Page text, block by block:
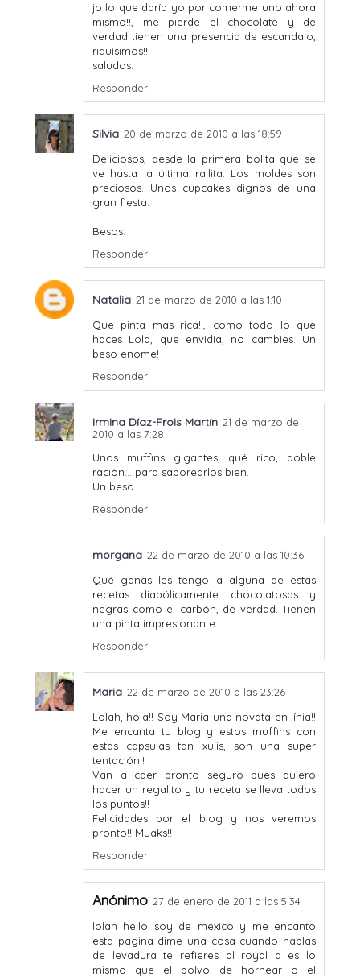
jo lo que daría yo por comerme uno ahora
mismo!!, me pierde el chocolate y de
verdad tienen una presencia de escandalo,
riquísimos!!
saludos.
Responder
Silvia 20 de marzo de 2010 a las 18:59
Deliciosos, desde la primera bolita que se
ve hasta la última rallita. Los moldes son
preciosos. Unos cupcakes dignos de una
gran fiesta.
Besos.
Responder
Natalia 21 de marzo de 2010 a las 1:10
Que pinta mas rica!!, como todo lo que
haces Lola, que envidia, no cambies. Un
beso enome!
Responder
Irmina Díaz-Frois Martín 21 de marzo de
2010 a las 7:28
Unos muffins gigantes, qué rico, doble
ración... para saborearlos bien.
Un beso.
Responder
morgana 22 de marzo de 2010 a las 10:36
Qué ganas les tengo a alguna de estas
recetas diabólicamente chocolatosas y
negras como el carbón, de verdad. Tienen
una pinta impresionante.
Responder
Maria 22 de marzo de 2010 a las 23:26
Lolah, hola!! Soy Maria una novata en línia!!
Me encanta tu blog y estos muffins con
estas capsulas tan xulis, son una super
tentación!!
Van a caer pronto seguro pues quiero
hacer un regalito y tu receta se lleva todos
los puntos!!
Felicidades por el blog y nos veremos
pronto!! Muaks!!
Responder
Anónimo 27 de enero de 2011 a las 5:34
lolah hello soy de mexico y me encanto
esta pagina dime una cosa cuando hablas
de levadura te refieres al royal q es lo
mismo que el polvo de hornear o el